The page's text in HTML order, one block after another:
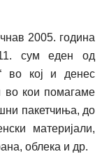
2005. година
сум еден од
во кој и денес
во кои помагаме
пакетчиња, до
материјали,
облека и др.